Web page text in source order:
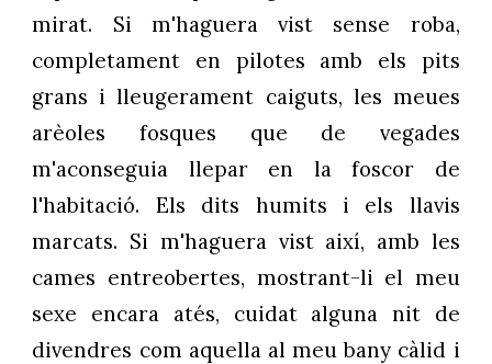
mirat. Si m'haguera vist sense roba,
completament en pilotes amb els pits
grans i lleugerament caiguts, les meues
arèoles fosques que de vegades
m'aconseguia llepar en la foscor de
l'habitació. Els dits humits i els llavis
marcats. Si m'haguera vist així, amb les
cames entreobertes, mostrant-li el meu
sexe encara atés, cuidat alguna nit de
divendres com aquella al meu bany càlid i